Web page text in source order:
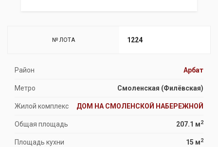
№ ЛОТА 1224
Район Арбат
Метро Смоленская (Филёвская)
Жилой комплекс ДОМ НА СМОЛЕНСКОЙ НАБЕРЕЖНОЙ
Общая площадь 207.1 м2
Площадь кухни 15 м2